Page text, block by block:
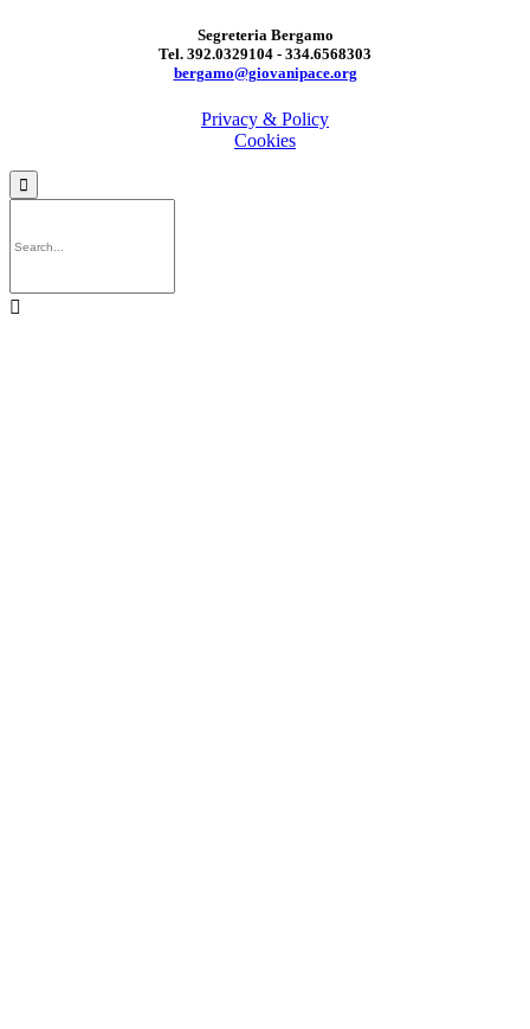
Segreteria Bergamo
Tel. 392.0329104 - 334.6568303
bergamo@giovanipace.org
Privacy & Policy
Cookies

